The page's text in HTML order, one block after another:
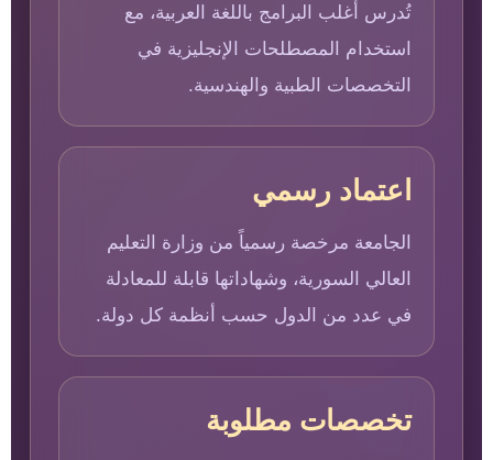
تُدرس أغلب البرامج باللغة العربية، مع
استخدام المصطلحات الإنجليزية في
التخصصات الطبية والهندسية.
اعتماد رسمي
الجامعة مرخصة رسمياً من وزارة التعليم
العالي السورية، وشهاداتها قابلة للمعادلة
في عدد من الدول حسب أنظمة كل دولة.
تخصصات مطلوبة